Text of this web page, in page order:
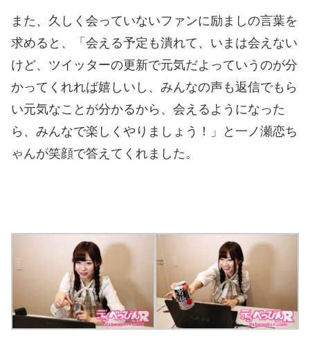
また、久しく会っていないファンに励ましの言葉を
求めると、「会える予定も潰れて、いまは会えない
けど、ツイッターの更新で元気だよっていうのが分
かってくれれば嬉しいし、みんなの声も返信でもら
い元気なことが分かるから、会えるようになった
ら、みんなで楽しくやりましょう！」と一ノ瀬恋ち
ゃんが笑顔で答えてくれました。